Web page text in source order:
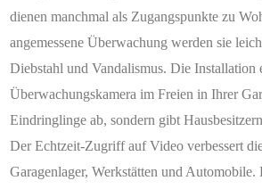
dienen manchmal als Zugangspunkte zu
angemessene Überwachung werden sie
Diebstahl und Vandalismus. Die Installation
Überwachungskamera im Freien in Ihrer
Eindringlinge ab, sondern gibt
Der Echtzeit-Zugriff auf Video verbessert
Garagenlager, Werkstätten und Automobile.